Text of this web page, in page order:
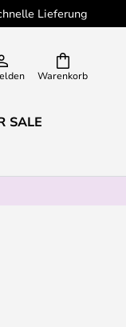
Lieferung
Warenkorb
SALE